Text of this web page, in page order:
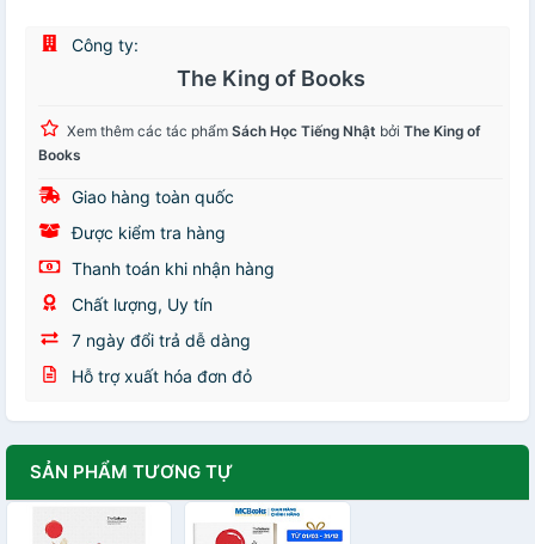
Công ty:
The King of Books
Xem thêm các tác phẩm Sách Học Tiếng Nhật bởi The King of
Books
Giao hàng toàn quốc
Được kiểm tra hàng
Thanh toán khi nhận hàng
Chất lượng, Uy tín
7 ngày đổi trả dễ dàng
Hỗ trợ xuất hóa đơn đỏ
SẢN PHẨM TƯƠNG TỰ